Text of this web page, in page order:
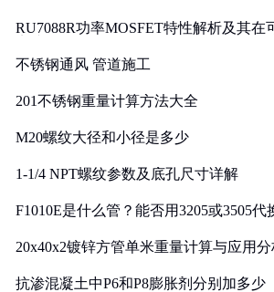
RU7088R功率MOSFET特性解析及其在
不锈钢通风 管道施工
201不锈钢重量计算方法大全
M20螺纹大径和小径是多少
1-1/4 NPT螺纹参数及底孔尺寸详解
F1010E是什么管？能否用3205或3505代
20x40x2镀锌方管单米重量计算与应用
抗渗混凝土中P6和P8膨胀剂分别加多少